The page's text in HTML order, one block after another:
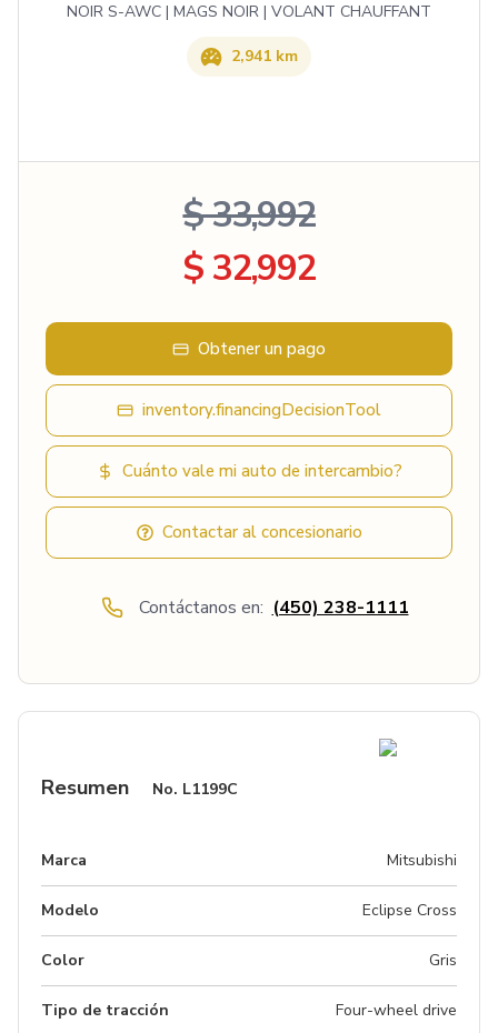
NOIR S-AWC | MAGS NOIR | VOLANT CHAUFFANT
2,941 km
$ 33,992
$ 32,992
Obtener un pago
inventory.financingDecisionTool
Cuánto vale mi auto de intercambio?
Contactar al concesionario
Contáctanos en: (450) 238-1111
Resumen No. L1199C
Marca Mitsubishi
Modelo Eclipse Cross
Color Gris
Tipo de tracción Four-wheel drive